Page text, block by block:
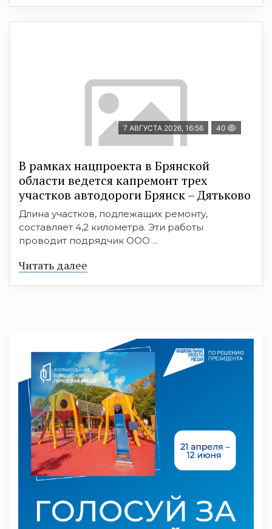
7 АВГУСТА 2026, 16:56 40
В рамках нацпроекта в Брянской
области ведется капремонт трех
участков автодороги Брянск – Дятьково
Длина участков, подлежащих ремонту,
составляет 4,2 километра. Эти работы
проводит подрядчик ООО ...
Читать далее